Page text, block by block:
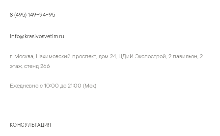
8 (495) 149-94-95
info@krasivosvetim.ru
г. Москва, Нахимовский проспект, дом 24, ЦДиИ Экспострой, 2 павильон, 2
этаж, стенд 266
Ежедневно с 10:00 до 21:00 (Мск)
КОНСУЛЬТАЦИЯ